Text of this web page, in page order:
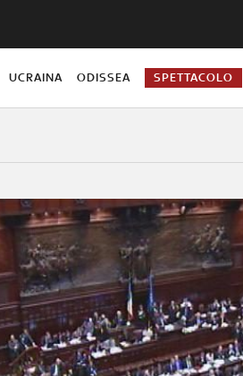
UCRAINA ODISSEA SPETTACOLO